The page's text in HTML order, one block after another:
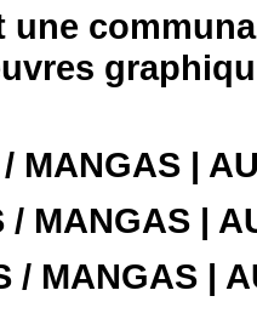
une
MANGAS |
/ MANGAS |
/ MANGAS |